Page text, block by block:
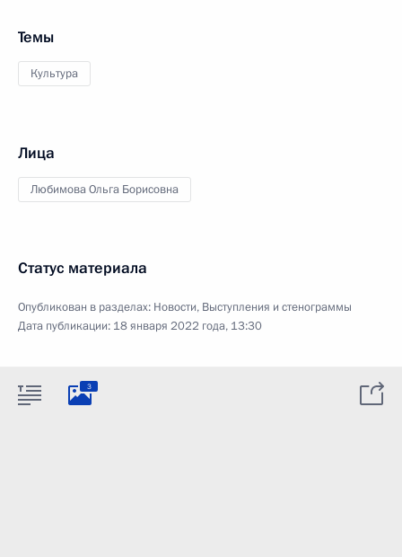
Темы
Культура
Лица
Любимова Ольга Борисовна
Статус материала
Опубликован в разделах: Новости, Выступления и стенограммы
Дата публикации: 18 января 2022 года, 13:30
3